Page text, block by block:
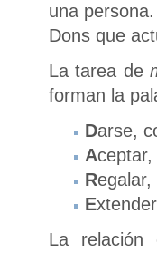
una
Dons que
La tarea de
forman la
Darse,
Aceptar,
Regalar,
E
La relación